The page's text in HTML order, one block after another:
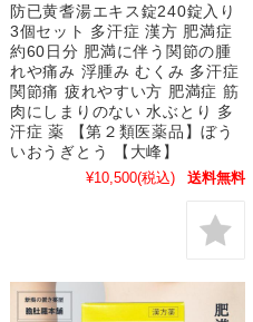
防已黄耆湯エキス錠240錠入り
3個セット 多汗症 漢方 肥満症
約60日分 肥満に伴う関節の腫
れや痛み 浮腫み むくみ 多汗症
関節痛 疲れやすい方 肥満症 筋
肉にしまりのない 水ぶとり 多
汗症 薬 【第２類医薬品】ぼう
いおうぎとう 【大峰】
¥10,500(税込) 送料無料